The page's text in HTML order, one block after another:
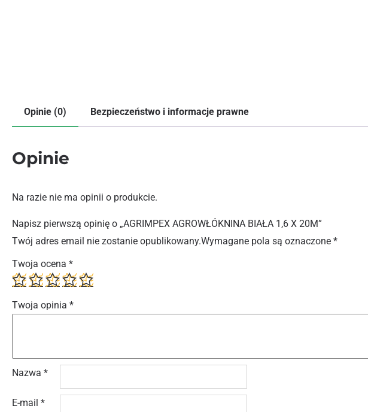
Opinie (0) Bezpieczeństwo i informacje prawne
Opinie
Na razie nie ma opinii o produkcie.
Napisz pierwszą opinię o „AGRIMPEX AGROWŁÓKNINA BIAŁA 1,6 X 20M”
Twój adres email nie zostanie opublikowany.Wymagane pola są oznaczone *
Twoja ocena *
Twoja opinia *
Nazwa *
E-mail *